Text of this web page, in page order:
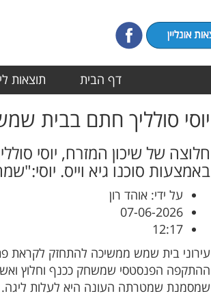
דף הבית תוצאות
יוסי סולליך חתם בבית
חלוצה של שיכון המזרח, יוסי
באמצעות סוכנו גיא וייס.
על ידי: אוהד רון
07-06-2026
12:17
עירוני בית שמש ממשיכה להתחזק לקראת
שמסמנת שמטרתה העונה היא לעלות ליגה.